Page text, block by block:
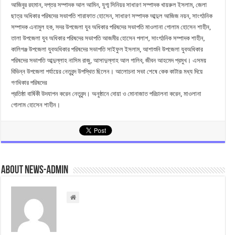
আজিবুর রহমান, দপ্তর সম্পাদক আল আমিন, যুগ্ম সিনিয়র সাধারণ সম্পাদক খায়রুল ইসলাম, জেলা
ছাত্র অধিকার পরিষদের সভাপতি শারাফাত হোসেন, সাধারণ সম্পাদক আব্দুল আজিজ নয়ন, সাংগঠনিক
সম্পাদক এনামুল হক, সদর উপজেলা যুব অধিকার পরিষদের সভাপতি মাওলানা গোলাম হোসেন শাহীন,
তালা উপজেলা যুব অধিকার পরিষদের সভাপতি আজমীর হোসেন পলাশ, সাংগঠনিক সম্পাদক শাহীন,
কালিগঞ্জ উপজেলা যুবঅধিকার পরিষদের সভাপতি সাইফুল ইসলাম, আশাশুনি উপজেলা যুবঅধিকার
পরিষদের সভাপতি আব্দুল্লাহ নাসিম রাজু, আসাদুল্লাহ আল গালিব, জীবন আহমেদ প্রমুখ। এসময়
বিভিন্ন উপজেলা পর্যায়ের নেতৃবৃন্দ উপস্থিত ছিলেন। আলোচনা সভা শেষে কেক কাটার৷ মধ্য দিয়ে
গণধিকার পরিষদের
প্রতিষ্ঠা বার্ষিকী উদযাপন করেন নেতৃবৃন্দ। অনুষ্ঠানে দোয়া ও মোনাজাত পরিচালনা করেন, মাওলানা
গোলাম হোসেন শাহীন।
About news-admin